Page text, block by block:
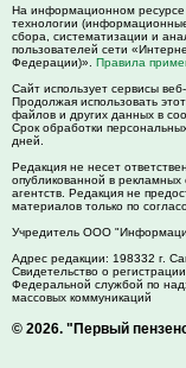
На информационном
технологии
сбора, систематизации и
пользователей сети
Федерации)». Правила
Сайт использует сервисы
Продолжая использовать
файлов и других данных в
Срок обработки
дней.
Редакция не несет
опубликованной в
агентств. Редакция не
материалов только по
Учредитель ООО
Адрес редакции: 198332 г.
Свидетельство о
Федеральной службой по
массовых коммуникаций
© 2026. "Первый